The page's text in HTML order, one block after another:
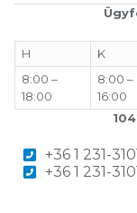
H K
8:00 –
18:00
8:00 –
16:00
+36 1 231-
+36 1 231-